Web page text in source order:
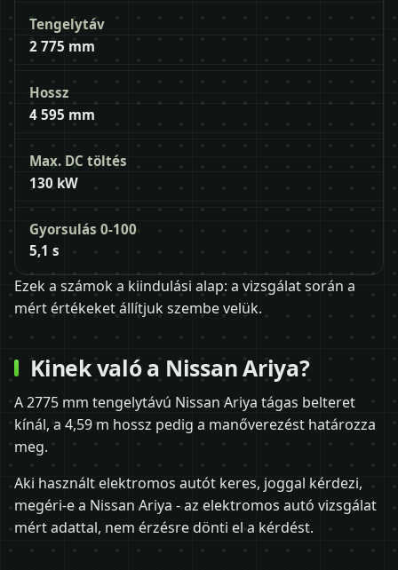
Tengelytáv
2 775 mm
Hossz
4 595 mm
Max. DC töltés
130 kW
Gyorsulás 0-100
5,1 s
Ezek a számok a kiindulási alap: a vizsgálat során a
mért értékeket állítjuk szembe velük.
Kinek való a Nissan Ariya?
A 2775 mm tengelytávú Nissan Ariya tágas belteret
kínál, a 4,59 m hossz pedig a manőverezést határozza
meg.
Aki használt elektromos autót keres, joggal kérdezi,
megéri-e a Nissan Ariya - az elektromos autó vizsgálat
mért adattal, nem érzésre dönti el a kérdést.